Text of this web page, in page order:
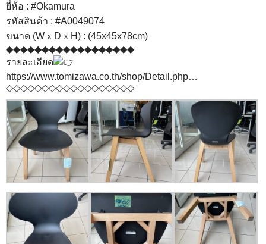
ยี่ห้อ : #Okamura
รหัสสินค้า : #A0049074
ขนาด (WｘDｘH) : (45x45x78cm)
◆◆◆◆◆◆◆◆◆◆◆◆◆◆◆◆◆◆
รายละเอียด
https://www.tomizawa.co.th/shop/Detail.php…
◇◇◇◇◇◇◇◇◇◇◇◇◇◇◇◇◇◇